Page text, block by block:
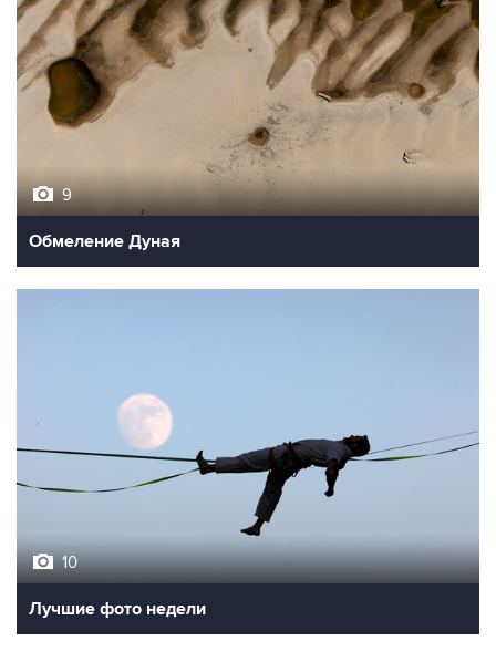
Обмеление Дуная
Лучшие фото недели